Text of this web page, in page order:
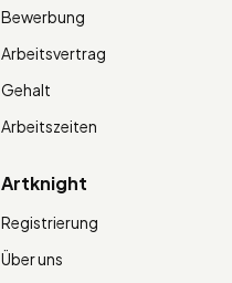
Bewerbung
Arbeitsvertrag
Gehalt
Arbeitszeiten
Artknight
Registrierung
Über uns